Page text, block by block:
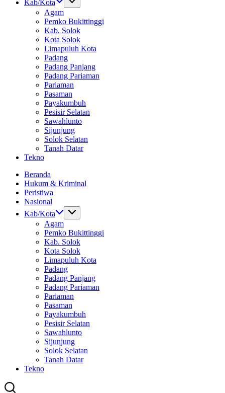
Kab/Kota
Agam
Pemko Bukittinggi
Kab. Solok
Kota Solok
Limapuluh Kota
Padang
Padang Panjang
Padang Pariaman
Pariaman
Pasaman
Payakumbuh
Pesisir Selatan
Sawahlunto
Sijunjung
Solok Selatan
Tanah Datar
Tekno
Beranda
Hukum & Kriminal
Peristiwa
Nasional
Kab/Kota
Agam
Pemko Bukittinggi
Kab. Solok
Kota Solok
Limapuluh Kota
Padang
Padang Panjang
Padang Pariaman
Pariaman
Pasaman
Payakumbuh
Pesisir Selatan
Sawahlunto
Sijunjung
Solok Selatan
Tanah Datar
Tekno